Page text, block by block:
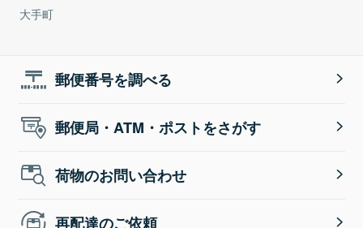
大手町
郵便番号を調べる
郵便局・ATM・ポストをさがす
荷物のお問い合わせ
再配達のご依頼